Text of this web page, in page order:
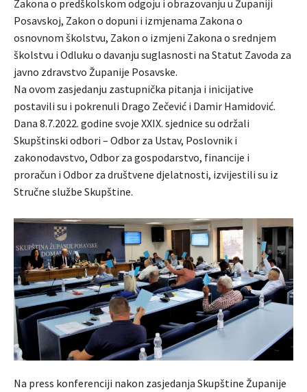
Zakona o predškolskom odgoju i obrazovanju u Županiji
Posavskoj, Zakon o dopuni i izmjenama Zakona o
osnovnom školstvu, Zakon o izmjeni Zakona o srednjem
školstvu i Odluku o davanju suglasnosti na Statut Zavoda za
javno zdravstvo Županije Posavske.
Na ovom zasjedanju zastupnička pitanja i inicijative
postavili su i pokrenuli Drago Zečević i Damir Hamidović.
Dana 8.7.2022. godine svoje XXIX. sjednice su održali
Skupštinski odbori – Odbor za Ustav, Poslovnik i
zakonodavstvo, Odbor za gospodarstvo, financije i
proračun i Odbor za društvene djelatnosti, izvijestili su iz
Stručne službe Skupštine.
Na press konferenciji nakon zasjedanja Skupštine Županije